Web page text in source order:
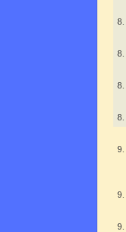
8.
8.
8.
8.
9.
9.
9.